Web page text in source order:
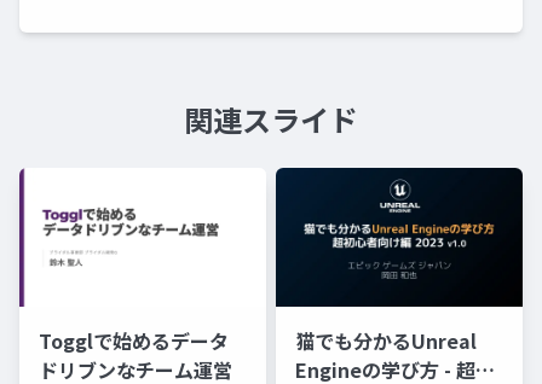
関連スライド
Togglで始めるデータ
ドリブンなチーム運営
猫でも分かるUnreal
Engineの学び方 - 超初